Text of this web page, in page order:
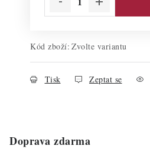
Kód zboží: Zvolte variantu
Tisk Zeptat se
Doprava zdarma